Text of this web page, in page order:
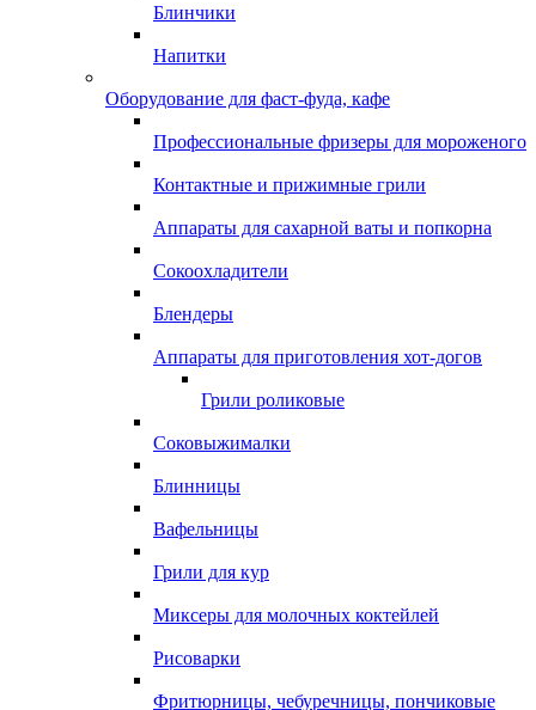
Блинчики
Напитки
Оборудование для фаст-фуда, кафе
Профессиональные фризеры для мороженого
Контактные и прижимные грили
Аппараты для сахарной ваты и попкорна
Сокоохладители
Блендеры
Аппараты для приготовления хот-догов
Грили роликовые
Соковыжималки
Блинницы
Вафельницы
Грили для кур
Миксеры для молочных коктейлей
Рисоварки
Фритюрницы, чебуречницы, пончиковые